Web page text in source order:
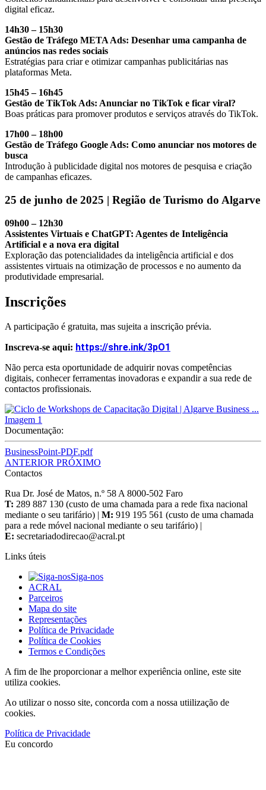
digital eficaz.
14h30 – 15h30
Gestão de Tráfego META Ads: Desenhar uma campanha de
anúncios nas redes sociais
Estratégias para criar e otimizar campanhas publicitárias nas
plataformas Meta.
15h45 – 16h45
Gestão de TikTok Ads: Anunciar no TikTok e ficar viral?
Boas práticas para promover produtos e serviços através do TikTok.
17h00 – 18h00
Gestão de Tráfego Google Ads: Como anunciar nos motores de
busca
Introdução à publicidade digital nos motores de pesquisa e criação
de campanhas eficazes.
25 de junho de 2025 | Região de Turismo do Algarve
09h00 – 12h30
Assistentes Virtuais e ChatGPT: Agentes de Inteligência
Artificial e a nova era digital
Exploração das potencialidades da inteligência artificial e dos
assistentes virtuais na otimização de processos e no aumento da
produtividade empresarial.
Inscrições
A participação é gratuita, mas sujeita a inscrição prévia.
Inscreva-se aqui: https://shre.ink/3pO1
Não perca esta oportunidade de adquirir novas competências
digitais, conhecer ferramentas inovadoras e expandir a sua rede de
contactos profissionais.
Documentação:
BusinessPoint-PDF.pdf
ANTERIOR PRÓXIMO
Contactos
Rua Dr. José de Matos, n.º 58 A 8000-502 Faro
T: 289 887 130 (custo de uma chamada para a rede fixa nacional
mediante o seu tarifário) | M: 919 195 561 (custo de uma chamada
para a rede móvel nacional mediante o seu tarifário) |
E:
Links úteis
Siga-nos
ACRAL
Parceiros
Mapa do site
Representações
Política de Privacidade
Política de Cookies
Termos e Condições
A fim de lhe proporcionar a melhor experiência online, este site
utiliza cookies.
Ao utilizar o nosso site, concorda com a nossa utiilização de
cookies.
Política de Privacidade
Eu concordo